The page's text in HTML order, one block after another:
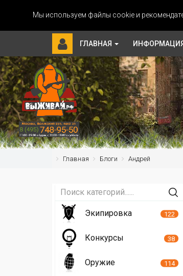
Мы используем файлы cookie и
ГЛАВНАЯ
Главная Блоги Андрей
Экипировка 122
Конкурсы 38
Оружие 114